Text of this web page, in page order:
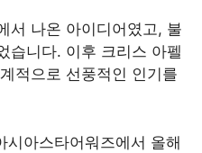
서 나온 아이디어였고, 불
습니다. 이후 크리스 아펠
적으로 선풍적인 인기를
아스타어워즈에서 올해